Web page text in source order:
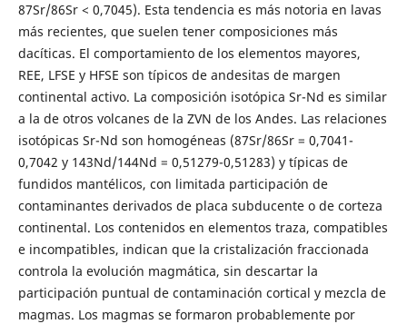
87Sr/86Sr < 0,7045). Esta tendencia es más notoria en lavas
más recientes, que suelen tener composiciones más
dacíticas. El comportamiento de los elementos mayores,
REE, LFSE y HFSE son típicos de andesitas de margen
continental activo. La composición isotópica Sr-Nd es similar
a la de otros volcanes de la ZVN de los Andes. Las relaciones
isotópicas Sr-Nd son homogéneas (87Sr/86Sr = 0,7041-
0,7042 y 143Nd/144Nd = 0,51279-0,51283) y típicas de
fundidos mantélicos, con limitada participación de
contaminantes derivados de placa subducente o de corteza
continental. Los contenidos en elementos traza, compatibles
e incompatibles, indican que la cristalización fraccionada
controla la evolución magmática, sin descartar la
participación puntual de contaminación cortical y mezcla de
magmas. Los magmas se formaron probablemente por